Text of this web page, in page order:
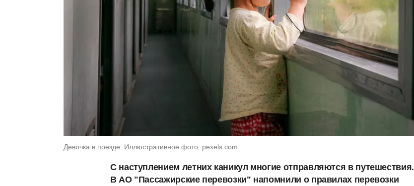
Девочка в поезде. Иллюстративное фото: pexels.com
С наступлением летних каникул многие отправляются в путешествия.
В АО "Пассажирские перевозки" напомнили о правилах перевозки